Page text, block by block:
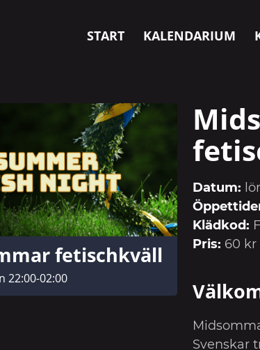
START KALENDARIUM
fetischkväll
22:00-02:00
Datum:
Klädkod:
Pris: 60 kr
Svenskar